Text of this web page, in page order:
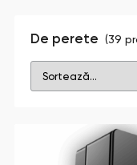
De perete (39